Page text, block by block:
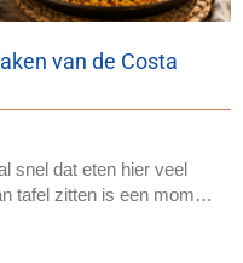
van de Costa
snel dat eten hier veel
tafel zitten is een mom…